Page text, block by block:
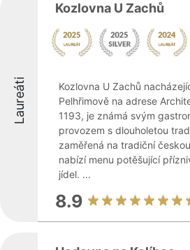
Laureáti
Kozlovna U Zachů
Kozlovna U Zachů
Pelhřimově na adrese
1193, je známá svým
provozem s dlouholetou
zaměřená na tradiční
nabízí menu potěšující
jídel. ...
8.9